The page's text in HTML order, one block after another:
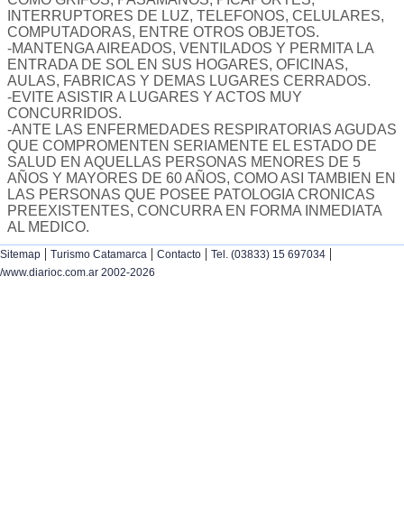
INTERRUPTORES DE LUZ, TELEFONOS, CELULARES,
COMPUTADORAS, ENTRE OTROS OBJETOS.
-MANTENGA AIREADOS, VENTILADOS Y PERMITA LA
ENTRADA DE SOL EN SUS HOGARES, OFICINAS,
AULAS, FABRICAS Y DEMAS LUGARES CERRADOS.
-EVITE ASISTIR A LUGARES Y ACTOS MUY
CONCURRIDOS.
-ANTE LAS ENFERMEDADES RESPIRATORIAS AGUDAS
QUE COMPROMENTEN SERIAMENTE EL ESTADO DE
SALUD EN AQUELLAS PERSONAS MENORES DE 5
AÑOS Y MAYORES DE 60 AÑOS, COMO ASI TAMBIEN EN
LAS PERSONAS QUE POSEE PATOLOGIA CRONICAS
PREEXISTENTES, CONCURRA EN FORMA INMEDIATA
AL MEDICO.
Sitemap | Turismo Catamarca | Contacto | Tel. (03833) 15 697034 |
/www.diarioc.com.ar 2002-2026